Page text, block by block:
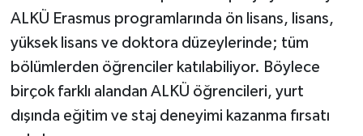
ALKÜ Erasmus programlarında ön lisans, lisans,
yüksek lisans ve doktora düzeylerinde; tüm
bölümlerden öğrenciler katılabiliyor. Böylece
birçok farklı alandan ALKÜ öğrencileri, yurt
dışında eğitim ve staj deneyimi kazanma fırsatı